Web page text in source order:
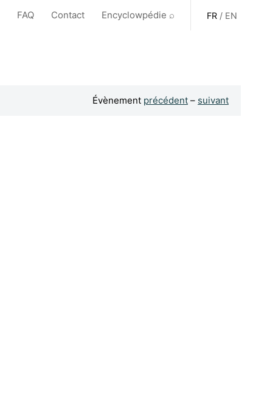
FAQ Contact Encyclowpédie ⌕ FR / EN
Évènement précédent – suivant